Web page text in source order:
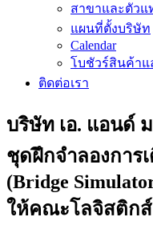
สาขาและตัวแ
แผนที่ตั้งบริษัท
Calendar
โบชัวร์สินค้าแ
ติดต่อเรา
บริษัท เอ. แอนด์
ชุดฝึกจำลองการ
(Bridge
ให้คณะโลจิสติก